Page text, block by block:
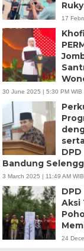
17
30 June 2025 | 5:30 PM WIB
Bandung
3 March 2025 | 11:49 AM WIB
Aksi
24